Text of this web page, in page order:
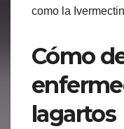
como la
Cómo
lagartos